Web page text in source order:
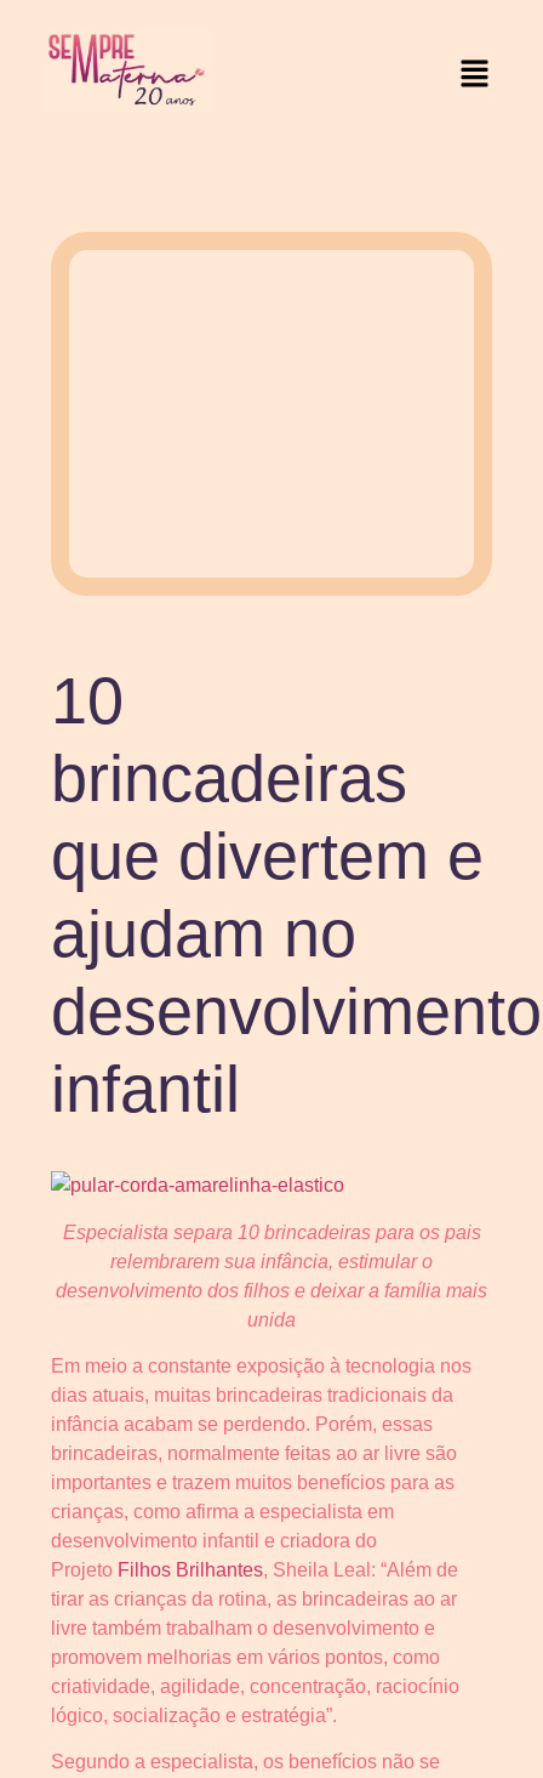
10
brincadeiras
que divertem e
ajudam no
desenvolvimento
infantil
Especialista separa 10 brincadeiras para os pais
relembrarem sua infância, estimular o
desenvolvimento dos filhos e deixar a família mais
unida
Em meio a constante exposição à tecnologia nos
dias atuais, muitas brincadeiras tradicionais da
infância acabam se perdendo. Porém, essas
brincadeiras, normalmente feitas ao ar livre são
importantes e trazem muitos benefícios para as
crianças, como afirma a especialista em
desenvolvimento infantil e criadora do
Projeto Filhos Brilhantes, Sheila Leal: “Além de
tirar as crianças da rotina, as brincadeiras ao ar
livre também trabalham o desenvolvimento e
promovem melhorias em vários pontos, como
criatividade, agilidade, concentração, raciocínio
lógico, socialização e estratégia”.
Segundo a especialista, os benefícios não se